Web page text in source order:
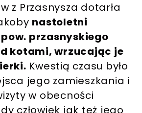
z Przasnysza dotarła
nastoletni
przasnyskiego
kotami, wrzucając je
Kwestią czasu było
jego zamieszkania i
w obecności